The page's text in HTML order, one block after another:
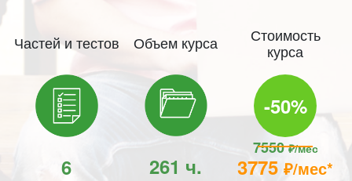
Частей и тестов
6
Объем курса
261 ч.
Стоимость
курса
-50%
7550₽/мес
3775₽/мес*